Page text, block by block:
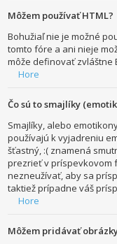
Môžem používať HTML?
Bohužiaľ nie je možné
tomto fóre a ani nieje
môže definovať zvláštne
Hore
Čo sú to smajlíky
Smajlíky, alebo
používajú k vyjadreniu
šťastný, :( znamená
prezrieť v príspevkovom
nezneužívať, aby sa
taktiež prípadne váš
Hore
Môžem pridávať